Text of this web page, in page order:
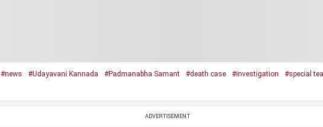
#news #Udayavani Kannada #Padmanabha Samant #death case #investigation
#special
ADVERTISEMENT